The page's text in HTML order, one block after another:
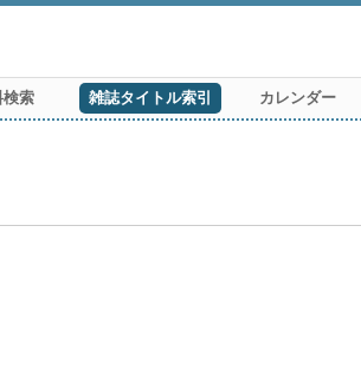
検索 雑誌タイトル索引 カレンダー